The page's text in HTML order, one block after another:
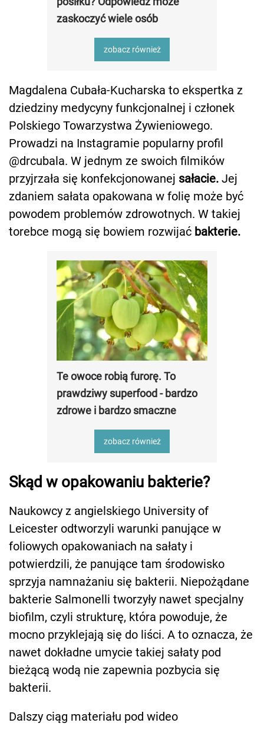
zaskoczyć wiele osób
zobacz również
Magdalena Cubała-Kucharska to ekspertka z
dziedziny medycyny funkcjonalnej i członek
Polskiego Towarzystwa Żywieniowego.
Prowadzi na Instagramie popularny profil
@drcubala. W jednym ze swoich filmików
przyjrzała się konfekcjonowanej sałacie. Jej
zdaniem sałata opakowana w folię może być
powodem problemów zdrowotnych. W takiej
torebce mogą się bowiem rozwijać bakterie.
Te owoce robią furorę. To
prawdziwy superfood - bardzo
zdrowe i bardzo smaczne
zobacz również
Skąd w opakowaniu bakterie?
Naukowcy z angielskiego University of
Leicester odtworzyli warunki panujące w
foliowych opakowaniach na sałaty i
potwierdzili, że panujące tam środowisko
sprzyja namnażaniu się bakterii. Niepożądane
bakterie Salmonelli tworzyły nawet specjalny
biofilm, czyli strukturę, która powoduje, że
mocno przyklejają się do liści. A to oznacza, że
nawet dokładne umycie takiej sałaty pod
bieżącą wodą nie zapewnia pozbycia się
bakterii.
Dalszy ciąg materiału pod wideo